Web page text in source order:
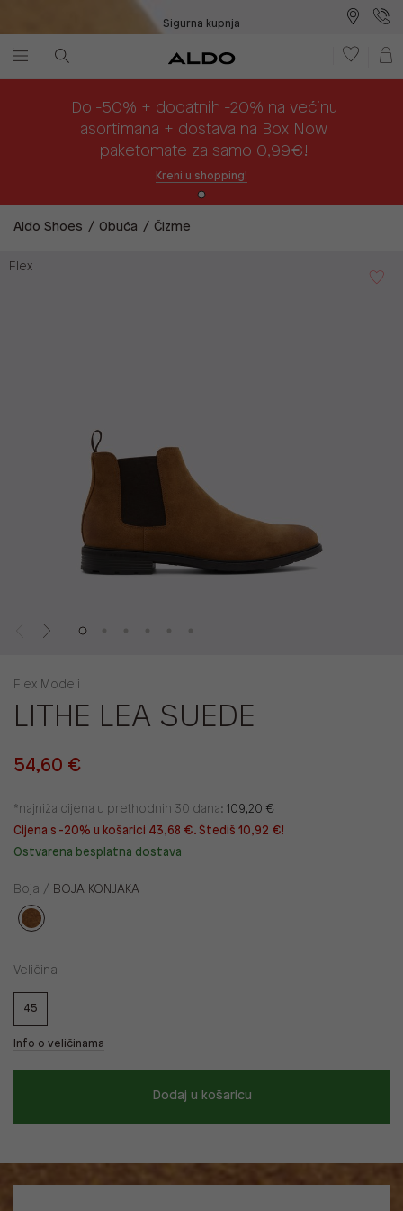
Sigurna kupnja
Do -50% + dodatnih -20% na većinu
asortimana + dostava na Box Now
paketomate za samo 0,99€!
Kreni u shopping!
Aldo Shoes Obuća Čizme
Flex
Flex Modeli
LITHE LEA SUEDE
54,60 €
*najniža cijena u prethodnih 30 dana: 109,20 €
Cijena s -20% u košarici 43,68 €. Štediš 10,92 €!
Ostvarena besplatna dostava
Boja / BOJA KONJAKA
Veličina
45
Info o veličinama
Dodaj u košaricu